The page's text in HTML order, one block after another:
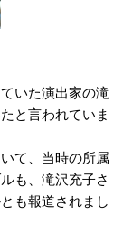
いた演出家の滝
と言われていま
て、当時の所属
も、滝沢充子さ
も報道されまし